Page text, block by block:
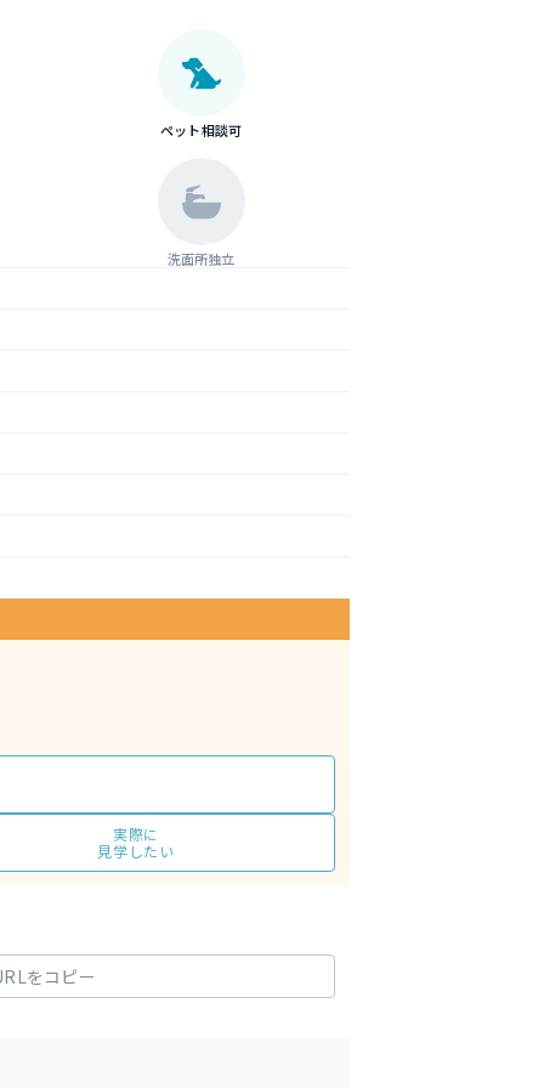
ペット相談可
洗面所独立
実際に
見学したい
をコピー